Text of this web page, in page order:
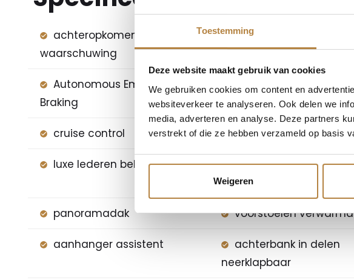
Toestemming
Deze website maakt gebruik van cookies
We gebruiken cookies om content en
websiteverkeer te analyseren. Ook delen we
media, adverteren en analyse. Deze partners
verstrekt of die ze hebben verzameld op basis
Weigeren
achteropkomend verkeer
waarschuwing
airco (automatisch)
Autonomous Emergency
Braking
bi-xenon koplampen
cruise control lichtmetalen velgen
luxe lederen bekleding
navigatiesysteem full
+ hard disk
panoramadak voorstoelen verwarmd
aanhanger assistent
achterbank in delen
neerklapbaar